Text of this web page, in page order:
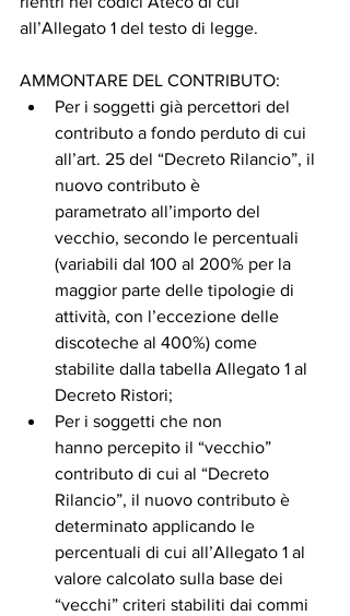
all’Allegato 1 del testo di legge.
AMMONTARE DEL CONTRIBUTO:
Per i soggetti già percettori del
contributo a fondo perduto di cui
all’art. 25 del “Decreto Rilancio”, il
nuovo contributo è
parametrato all’importo del
vecchio, secondo le percentuali
(variabili dal 100 al 200% per la
maggior parte delle tipologie di
attività, con l’eccezione delle
discoteche al 400%) come
stabilite dalla tabella Allegato 1 al
Decreto Ristori;
Per i soggetti che non
hanno percepito il “vecchio”
contributo di cui al “Decreto
Rilancio”, il nuovo contributo è
determinato applicando le
percentuali di cui all’Allegato 1 al
valore calcolato sulla base dei
“vecchi” criteri stabiliti dai commi